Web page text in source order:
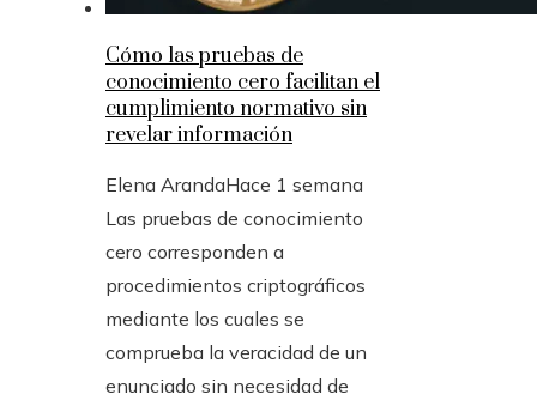
Cómo las pruebas de
conocimiento cero facilitan el
cumplimiento normativo sin
revelar información
Elena ArandaHace 1 semana
Las pruebas de conocimiento
cero corresponden a
procedimientos criptográficos
mediante los cuales se
comprueba la veracidad de un
enunciado sin necesidad de